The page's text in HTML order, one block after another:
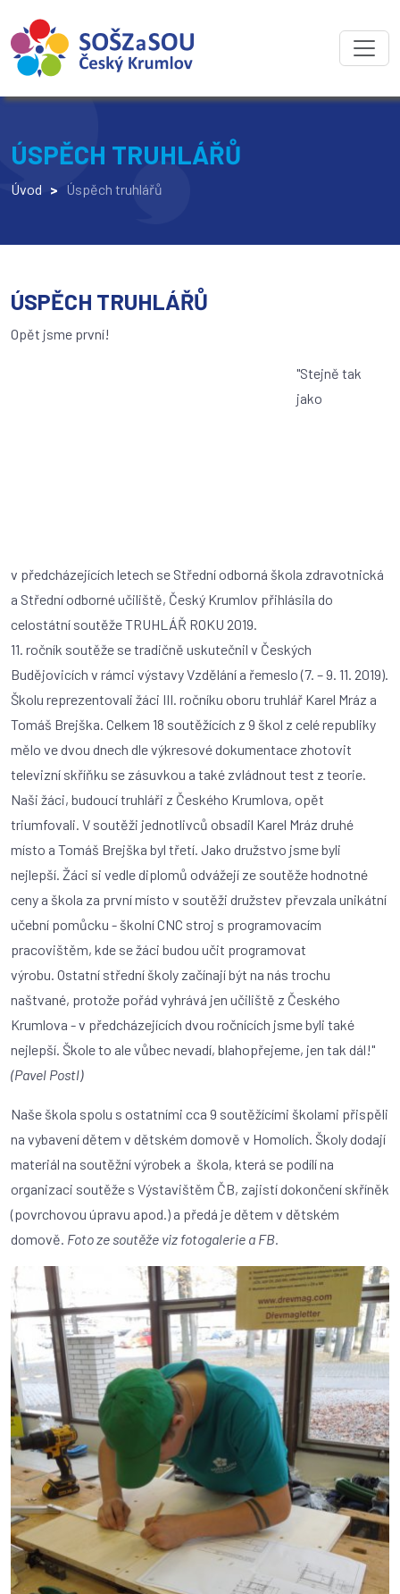
ÚSPĚCH TRUHLÁŘŮ
Úvod > Úspěch truhlářů
ÚSPĚCH TRUHLÁŘŮ
Opět jsme první!
"Stejně tak
jako
v předcházejících letech se Střední odborná škola zdravotnická
a Střední odborné učiliště, Český Krumlov přihlásila do
celostátní soutěže TRUHLÁŘ ROKU 2019.
11. ročník soutěže se tradičně uskutečnil v Českých
Budějovicích v rámci výstavy Vzdělání a řemeslo (7. – 9. 11. 2019).
Školu reprezentovali žáci III. ročníku oboru truhlář Karel Mráz a
Tomáš Brejška. Celkem 18 soutěžících z 9 škol z celé republiky
mělo ve dvou dnech dle výkresové dokumentace zhotovit
televizní skříňku se zásuvkou a také zvládnout test z teorie.
Naši žáci, budoucí truhláři z Českého Krumlova, opět
triumfovali. V soutěži jednotlivců obsadil Karel Mráz druhé
místo a Tomáš Brejška byl třetí. Jako družstvo jsme byli
nejlepší. Žáci si vedle diplomů odvážejí ze soutěže hodnotné
ceny a škola za první místo v soutěži družstev převzala unikátní
učební pomůcku - školní CNC stroj s programovacím
pracovištěm, kde se žáci budou učit programovat
výrobu. Ostatní střední školy začínají být na nás trochu
naštvané, protože pořád vyhrává jen učiliště z Českého
Krumlova - v předcházejících dvou ročnících jsme byli také
nejlepší. Škole to ale vůbec nevadí, blahopřejeme, jen tak dál!"
(Pavel Postl)
Naše škola spolu s ostatními cca 9 soutěžícími školami přispěli
na vybavení dětem v dětském domově v Homolích. Školy dodají
materiál na soutěžní výrobek a škola, která se podílí na
organizaci soutěže s Výstavištěm ČB, zajistí dokončení skříněk
(povrchovou úpravu apod.) a předá je dětem v dětském
domově. Foto ze soutěže viz fotogalerie a FB.